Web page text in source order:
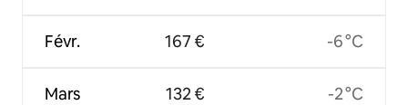
Févr.
Mars
167 €
132 €
-6 °C
-2 °C